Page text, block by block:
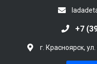
+7
г. Красноярск,